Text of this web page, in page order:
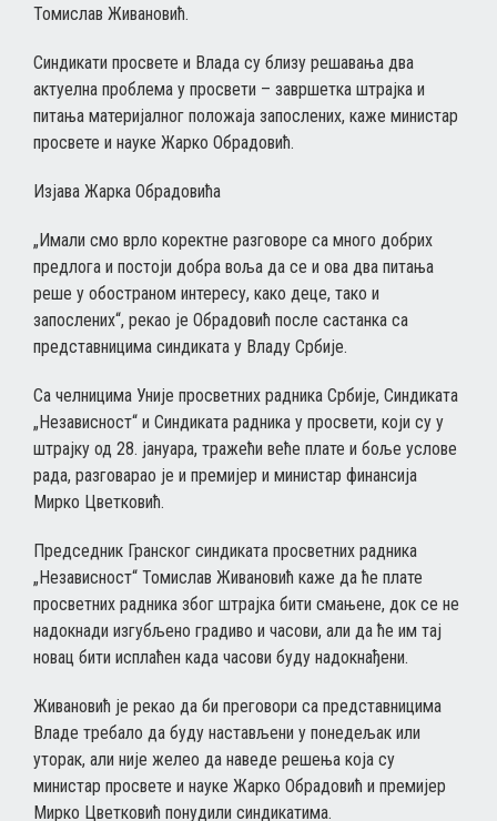
Томислав Живановић.
Синдикати просвете и Влада су близу решавања два
актуелна проблема у просвети – завршетка штрајка и
питања материјалног положаја запослених, каже министар
просвете и науке Жарко Обрадовић.
Изјава Жарка Обрадовића
„Имали смо врло коректне разговоре са много добрих
предлога и постоји добра воља да се и ова два питања
реше у обостраном интересу, како деце, тако и
запослених“, рекао је Обрадовић после састанка са
представницима синдиката у Владу Србије.
Са челницима Уније просветних радника Србије, Синдиката
„Независност“ и Синдиката радника у просвети, који су у
штрајку од 28. јануара, тражећи веће плате и боље услове
рада, разговарао је и премијер и министар финансија
Мирко Цветковић.
Председник Гранског синдиката просветних радника
„Независност“ Томислав Живановић каже да ће плате
просветних радника због штрајка бити смањене, док се не
надокнади изгубљено градиво и часови, али да ће им тај
новац бити исплаћен када часови буду надокнађени.
Живановић је рекао да би преговори са представницима
Владе требало да буду настављени у понедељак или
уторак, али није желео да наведе решења која су
министар просвете и науке Жарко Обрадовић и премијер
Мирко Цветковић понудили синдикатима.